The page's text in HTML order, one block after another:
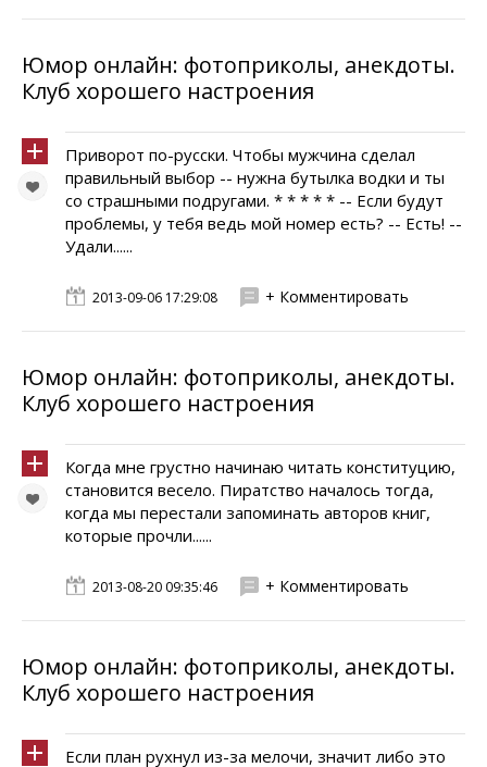
Юмор онлайн: фотоприколы, анекдоты.
Клуб хорошего настроения
Приворот по-русски. Чтобы мужчина сделал
правильный выбор -- нужна бутылка водки и ты
со страшными подругами. * * * * * -- Если будут
проблемы, у тебя ведь мой номер есть? -- Есть! --
Удали......
2013-09-06 17:29:08 + Комментировать
Юмор онлайн: фотоприколы, анекдоты.
Клуб хорошего настроения
Когда мне грустно начинаю читать конституцию,
становится весело. Пиратство началось тогда,
когда мы перестали запоминать авторов книг,
которые прочли......
2013-08-20 09:35:46 + Комментировать
Юмор онлайн: фотоприколы, анекдоты.
Клуб хорошего настроения
Если план рухнул из-за мелочи, значит либо это